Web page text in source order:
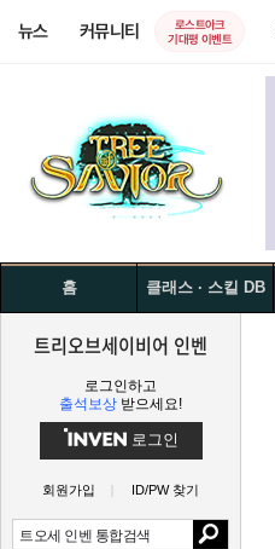
뉴스 커뮤니티
로스트아크
기대평 이벤트
홈 클래스 · 스킬 DB
트리오브세이비어 인벤
로그인하고
출석보상 받으세요!
로그인
회원가입 ID/PW 찾기